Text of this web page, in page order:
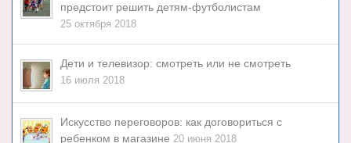
предстоит решить детям-футболистам
25 октября 2018
Дети и телевизор: смотреть или не смотреть
16 июля 2018
Искусство переговоров: как договориться с
ребенком в магазине 20 июня 2018